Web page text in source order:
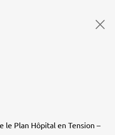
le Plan Hôpital en Tension –